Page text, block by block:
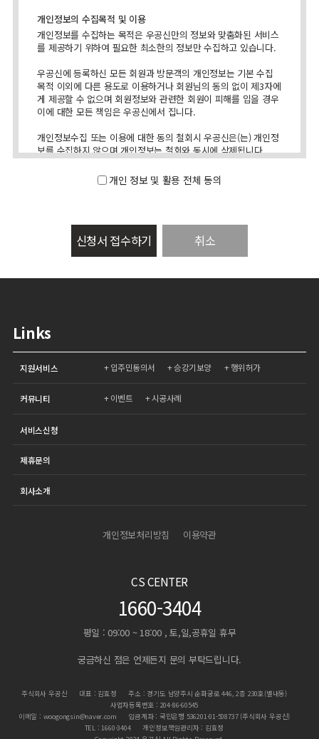
개인정보의 수집목적 및 이용
개인정보를 수집하는 목적은 우공신만의 정보와 맞춤화된 서비스
를 제공하기 위하여 필요한 최소한의 정보만 수집하고 있습니다.
우공신에 등록하신 모든 회원과 방문객의 개인정보는 기본 수집
목적 이외에 다른 용도로 이용하거나 회원님의 동의 없이 제3자에
게 제공할 수 없으며 회원정보와 관련한 회원이 피해를 입을 경우
이에 대한 모든 책임은 우공신에서 집니다.
개인정보수집 또는 이용에 대한 동의 철회시 우공신은(는) 개인정
보를 수집하지 않으며 개인정보는 철회와 동시에 삭제됩니다.
수집하는 개인정보 항목 및 수집방법
우공신은(는) 이용자의 정보 수집시 서비스 제공에 필요한 최소한
* 필수사항 : 이름
개인정보의 보유 및 이용기간
하게 됩니다. 다만 방문객께서 탈퇴를 원하시거나 우공신 약관에
의거 방문객자격 상실의 경우에는 등록된 방문객의 정보는 완전
히 삭제되며 어떠한 용도로도 열람 또는 이용할 수 없도록 처리됩
니다.
개인 정보 및 활용 전체 동의
신청서 접수하기 취소
Links
지원서비스 입주민동의서 승강기보양 행위허가
커뮤니티 이벤트 시공사례
서비스신청
제휴문의
회사소개
개인정보처리방침 이용약관
CS CENTER
1660-3404
평일 : 09:00 ~ 18:00 , 토,일,공휴일 휴무
궁금하신 점은 언제든지 문의 부탁드립니다.
주식회사 우공신 대표 : 김효정
주소 : 경기도 남양주시 순화궁로 446, 2층 230호(별내동)
사업자등록번호 : 204-86-60545
이메일 : woogongsin@naver.com
입금계좌 : 국민은행 536201-01-508737 (주식회사 우공신)
TEL : 1660-3404
개인정보책임관리자 : 김효정